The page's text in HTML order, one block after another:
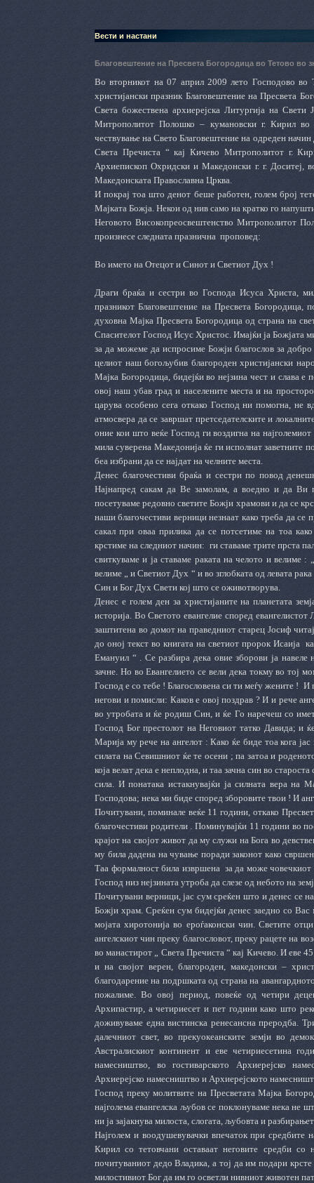
Вести и настани
Благовештение на Пресвета Богородица во Тетово во
Во вторникот на 07 април 2009 лето Господово во
христијански празник Благовештение на Пресвета
Света божествена архиерејска Литургија на Свети
Митрополитот Полошко – кумановски г. Кирил во
чествување на Свето Благовештение на одреден
Света Пречиста “ кај Кичево Митрополитот г.
Архиепископ Охридски и Македонски г. г. Доситеј,
Македонската Православна Црква.
И покрај тоа што денот беше работен, голем број
Мајката Божја. Некои од нив само на кратко го
Неговото Високопреосвештенство Митрополитот
произнесе следната празнична проповед:
Во името на Отецот и Синот и Светиот Дух !
Драги браќа и сестри во Господа Исуса Христа,
празникот Благовештение на Пресвета Богородица,
духовна Мајка Пресвета Богородица од страна на
Спасителот Господ Исус Христос. Имајќи ја Божјата
за да можеме да испросиме Божји благослов за
целиот наш богољубив благороден христијански
Мајка Богородица, бидејќи во нејзина чест и слава
овој наш убав град и населените места и на
царува особено сега откако Господ ни помогна, не
атмосвера да се завршат претседателските и
оние кои што веќе Господ ги воздигна на
мила суверена Македонија ќе ги исполнат заветните
беа избрани да се најдат на челните места.
Денес благочестиви браќа и сестри по повод
Најнапред сакам да Ве замолам, а воедно и да Ви
посетуваме редовно светите Божји храмови и да се
наши благочестиви верници незнаат како треба да се
сакал при оваа прилика да се потсетиме на тоа
крстиме на следниот начин: ги ставаме трите прста
свиткуваме и ја ставаме раката на челото и велиме
велиме „ и Светиот Дух “ и во зглобката од левата
Син и Бог Дух Свети кој што се оживотворува.
Денес е голем ден за христијаните на планетата
историја. Во Светото евангелие според
заштитена во домот на праведниот старец Јосиф
до оној текст во книгата на светиот пророк Исаија
Емануил “ . Се разбира дека овие зборови ја
зачне. Но во Евангелието се вели дека токму во тој
Господ е со тебе ! Благословена си ти меѓу жените ! И
негови и помисли: Каков е овој поздрав ? И и рече
во утробата и ќе родиш Син, и ќе Го наречеш со
Господ Бог престолот на Неговиот татко Давида; и
Марија му рече на ангелот : Како ќе биде тоа кога
силата на Севишниот ќе те осени ; па затоа и
која велат дека е неплодна, и таа зачна син во
сила. И понатака истакнувајќи ја силната вера на
Господова; нека ми биде според зборовите твои ! И
Почитувани, поминале веќе 11 години, откако
благочестиви родители . Поминувајќи 11 години во
крајот на својот живот да му служи на Бога во
му била дадена на чување поради законот како
Таа формалност била извршена за да може човечкиот
Господ низ нејзината утроба да слезе од небото на
Почитувани верници, јас сум среќен што и денес се
Божји храм. Среќен сум бидејќи денес заедно со
мојата хиротонија во ероѓаконски чин. Светите
ангелскиот чин преку благословот, преку рацете на
во манастирот „ Света Пречиста “ кај Кичево. И еве
и на својот верен, благороден, македонски –
благодарение на подршката од страна на
пожалиме. Во овој период, повеќе од четири
Архипастир, а четириесет и пет години како што
доживуваме една вистинска ренесансна преродба.
далечниот свет, во прекуокеанските земји во
Австралискиот континент и еве четириесетина
намесништво, во гостиварското Архиерејско
Архиерејско намесништво и Архиерејското
Господ преку молитвите на Пресветата Мајка
најголема евангелска љубов се поклонуваме нека не
ни ја зајакнува милоста, слогата, љубовта и
Најголем и воодушевувачки впечаток при
Кирил со тетовчани оставаат неговите средби
почитуваниот дедо Владика, а тој да им подари
милостивиот Бог да им го осветли нивниот животен